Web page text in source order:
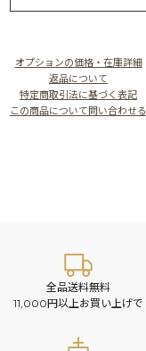
オプションの価格・在庫詳細
返品について
特定商取引法に基づく表記
この商品について問い合わせる
全品送料無料
11,000円以上お買い上げで